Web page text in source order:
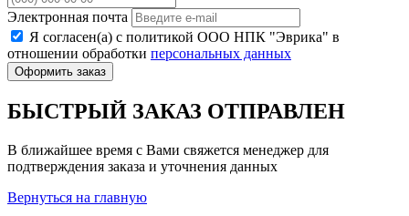
Электронная почта
Я согласен(а) с политикой ООО НПК "Эврика" в
отношении обработки персональных данных
Оформить заказ
БЫСТРЫЙ ЗАКАЗ ОТПРАВЛЕН
В ближайшее время с Вами свяжется менеджер для
подтверждения заказа и уточнения данных
Вернуться на главную